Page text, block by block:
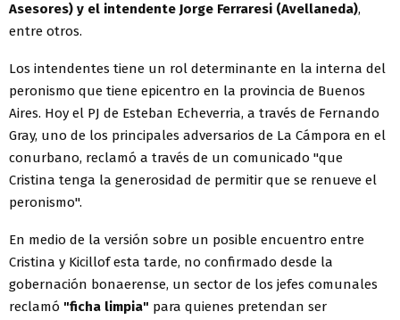
Asesores) y el intendente Jorge Ferraresi (Avellaneda),
entre otros.
Los intendentes tiene un rol determinante en la interna del
peronismo que tiene epicentro en la provincia de Buenos
Aires. Hoy el PJ de Esteban Echeverria, a través de Fernando
Gray, uno de los principales adversarios de La Cámpora en el
conurbano, reclamó a través de un comunicado "que
Cristina tenga la generosidad de permitir que se renueve el
peronismo".
En medio de la versión sobre un posible encuentro entre
Cristina y Kicillof esta tarde, no confirmado desde la
gobernación bonaerense, un sector de los jefes comunales
reclamó "ficha limpia" para quienes pretendan ser